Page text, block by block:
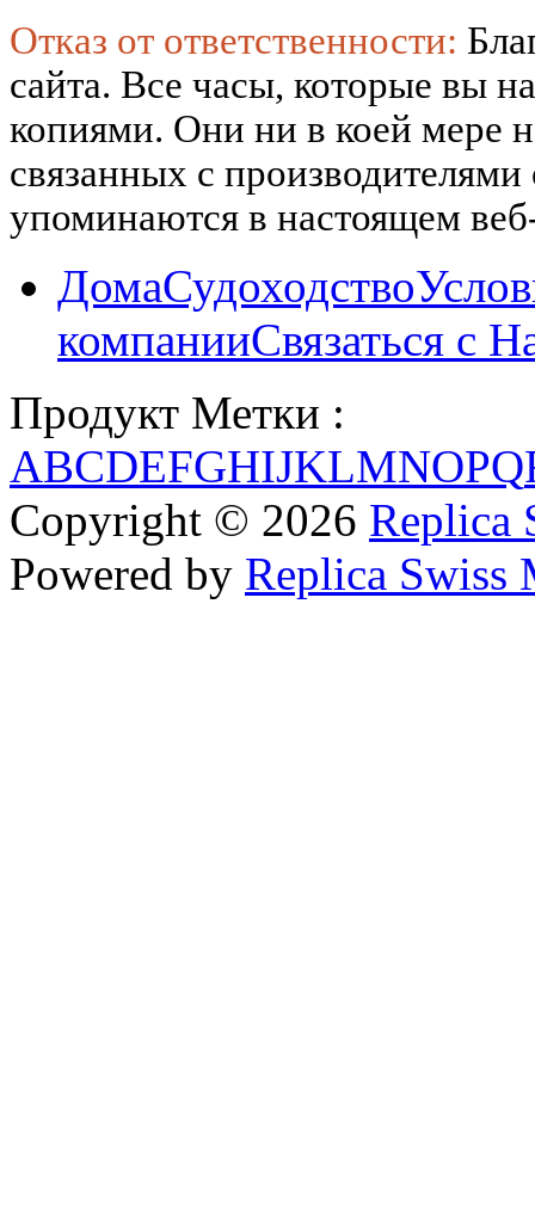
Отказ от ответственности:
сайта. Все часы, которые вы
копиями. Они ни в коей мере
связанных с
упоминаются в настоящем
ДомаСудоходство
компанииСвязаться с
Продукт Метки :
ABCDEFGHIJKLMNOPQ
Copyright © 2026 Replica
Powered by Replica Swiss